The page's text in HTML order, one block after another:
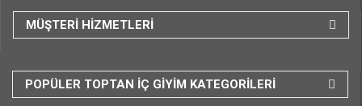
MÜŞTERİ HİZMETLERİ
POPÜLER TOPTAN İÇ GİYİM KATEGORİLERİ